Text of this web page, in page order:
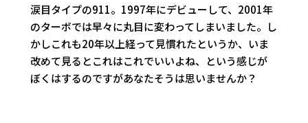
涙目タイプの911。1997年にデビューして、2001年
のターボでは早々に丸目に変わってしまいました。し
かしこれも20年以上経って見慣れたというか、いま
改めて見るとこれはこれでいいよね、という感じが
ぼくはするのですがあなたそうは思いませんか？